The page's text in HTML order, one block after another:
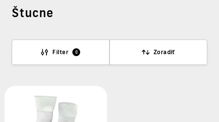
Štucne
Filter 0 Zoradiť